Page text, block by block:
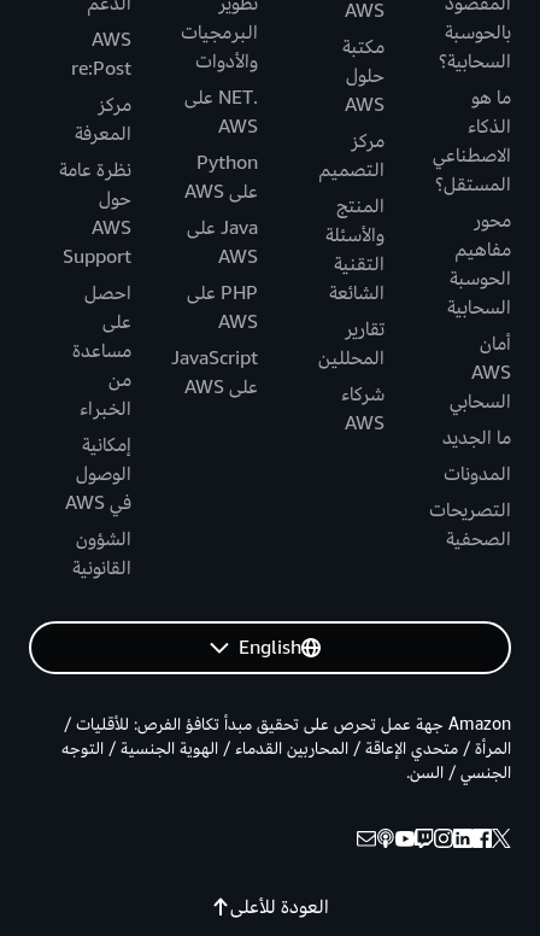
بالحوسبة
السحابية؟
ما هو
الذكاء
الاصطناعي
المستقل؟
محور
مفاهيم
الحوسبة
السحابية
أمان
AWS
السحابي
ما الجديد
المدونات
التصريحات
الصحفية
AWS
مكتبة
حلول
AWS
مركز
التصميم
المنتج
والأسئلة
التقنية
الشائعة
تقارير
المحللين
شركاء
AWS
البرمجيات
والأدوات
.NET على
AWS
Python
على AWS
Java على
AWS
PHP على
AWS
JavaScript
على AWS
AWS
re:Post
مركز
المعرفة
نظرة عامة
حول
AWS
Support
احصل
على
مساعدة
من
الخبراء
إمكانية
الوصول
في AWS
الشؤون
القانونية
English
العودة للأعلى
Amazon جهة عمل تحرص على تحقيق مبدأ تكافؤ الفرص: للأقليات /
المرأة / متحدي الإعاقة / المحاربين القدماء / الهوية الجنسية / التوجه
الجنسي / السن.